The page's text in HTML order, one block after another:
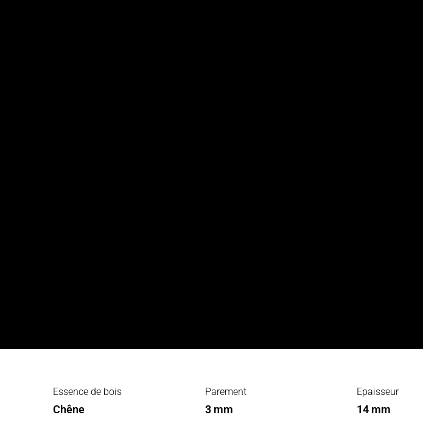
Essence de bois
Chêne
Parement
3 mm
Epaisseur
14 mm